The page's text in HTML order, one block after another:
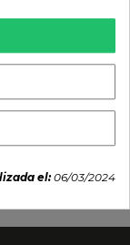
Ha
ml
el:06/03/2024